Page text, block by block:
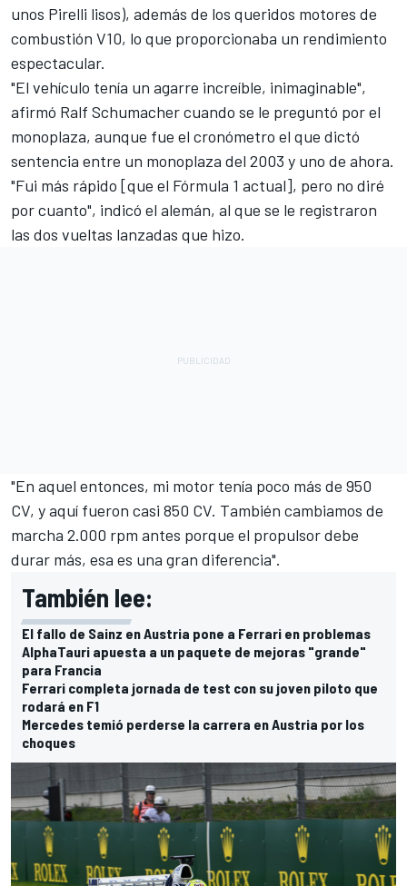
unos Pirelli lisos), además de los queridos motores de
combustión V10, lo que proporcionaba un rendimiento
espectacular.
"El vehículo tenía un agarre increíble, inimaginable",
afirmó Ralf Schumacher cuando se le preguntó por el
monoplaza, aunque fue el cronómetro el que dictó
sentencia entre un monoplaza del 2003 y uno de ahora.
"Fui más rápido [que el Fórmula 1 actual], pero no diré
por cuanto", indicó el alemán, al que se le registraron
las dos vueltas lanzadas que hizo.
"En aquel entonces, mi motor tenía poco más de 950
CV, y aquí fueron casi 850 CV. También cambiamos de
marcha 2.000 rpm antes porque el propulsor debe
durar más, esa es una gran diferencia".
También lee:
El fallo de Sainz en Austria pone a Ferrari en problemas
AlphaTauri apuesta a un paquete de mejoras "grande"
para Francia
Ferrari completa jornada de test con su joven piloto que
rodará en F1
Mercedes temió perderse la carrera en Austria por los
choques